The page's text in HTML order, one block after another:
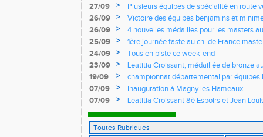
27/09
>
Plusieurs équipes de spécialité en route
France
26/09 >
Victoire des équipes benjamins et
Yvelines
26/09 >
4 nouvelles médailles pour les masters
25/09
>
1ère journée faste au ch. de France
d'argent
24/09 >
Tous en piste ce week-end
23/09
>
Leatitia Croissant, médaillée de bronze
de course de montagne
19/09 >
championnat départemental par
07/09
>
Inauguration à Magny les Hameaux
07/09
>
Leatitia Croissant 8è Espoirs et Jean